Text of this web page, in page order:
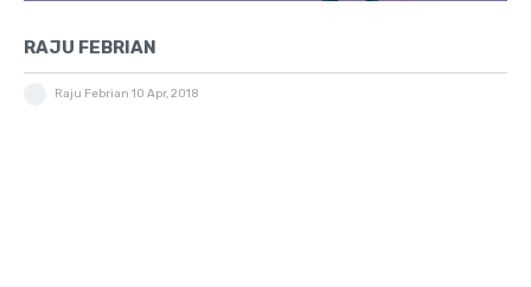
RAJU FEBRIAN
Raju Febrian 10 Apr, 2018